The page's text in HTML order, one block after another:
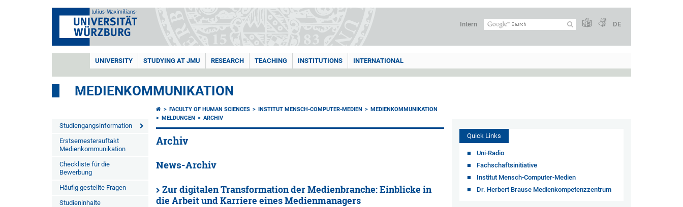
Intern DE
UNIVERSITY STUDYING AT JMU RESEARCH TEACHING INSTITUTIONS INTERNATIONAL
MEDIENKOMMUNIKATION
Studiengangsinformation
Erstsemesterauftakt
Medienkommunikation
Checkliste für die
Bewerbung
Häufig gestellte Fragen
Studieninhalte
FACULTY OF HUMAN SCIENCES INSTITUT MENSCH-COMPUTER-MEDIEN
MEDIENKOMMUNIKATION
MELDUNGEN
ARCHIV
Archiv
News-Archiv
Zur digitalen Transformation der Medienbranche: Einblicke in
die Arbeit und Karriere eines Medienmanagers
Quick Links
Uni-Radio
Fachschaftsinitiative
Institut Mensch-Computer-Medien
Dr. Herbert Brause Medienkompetenzzentrum